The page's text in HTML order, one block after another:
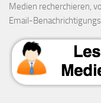
Medien recherchieren,
Email-